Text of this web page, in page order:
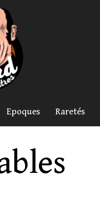
Epoques Raretés